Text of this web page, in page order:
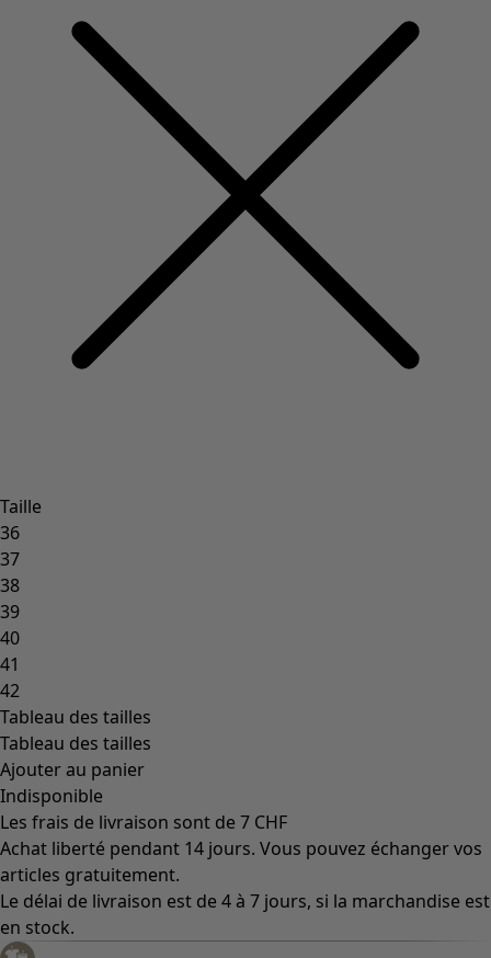
Taille
36
37
38
39
40
41
42
Tableau des tailles
Tableau des tailles
Ajouter au panier
Indisponible
Les frais de livraison sont de 7 CHF
Achat liberté pendant 14 jours. Vous pouvez échanger vos
articles gratuitement.
Le délai de livraison est de 4 à 7 jours, si la marchandise est
en stock.